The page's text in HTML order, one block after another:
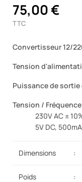
75,00 €
TTC
Convertisseur 12/
Tension
Puissance de
Tension /
230V AC ± 10%,
5V DC, 500mA
Dimensions :
Poids :